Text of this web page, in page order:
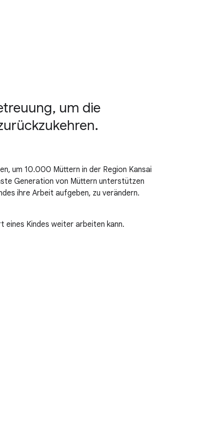
um die
um 10.000 Müttern in der Region Kansai
Generation von Müttern unterstützen
ihre Arbeit aufgeben, zu verändern.
Kindes weiter arbeiten kann.